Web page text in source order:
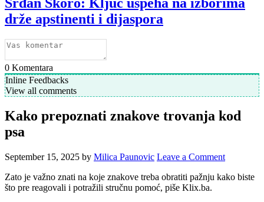
drže apstinenti i dijaspora
0 Komentara
Inline Feedbacks
View all comments
Kako prepoznati znakove trovanja kod
psa
September 15, 2025 by Milica Paunovic Leave a Comment
Zato je važno znati na koje znakove treba obratiti pažnju kako biste
što pre reagovali i potražili stručnu pomoć, piše Klix.ba.